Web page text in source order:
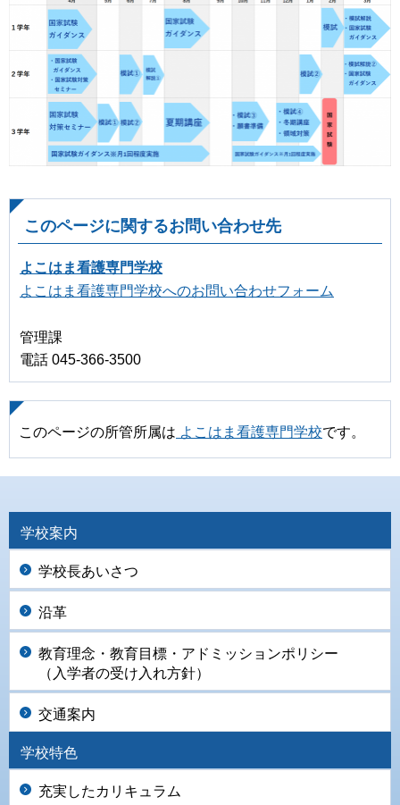
このページに関するお問い合わせ先
よこはま看護専門学校
よこはま看護専門学校へのお問い合わせフォーム
管理課
電話 045-366-3500
このページの所管所属は よこはま看護専門学校です。
学校案内
学校長あいさつ
沿革
教育理念・教育目標・アドミッションポリシー
（入学者の受け入れ方針）
交通案内
学校特色
充実したカリキュラム